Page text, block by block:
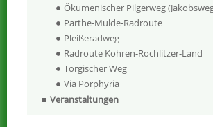
Ökumenischer Pilgerweg
Parthe-Mulde-Radroute
Pleißeradweg
Radroute Kohren-Rochlitzer-Land
Torgischer Weg
Via Porphyria
Veranstaltungen